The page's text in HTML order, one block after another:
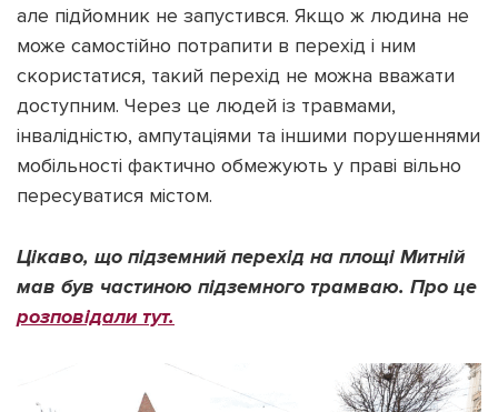
але підйомник не запустився. Якщо ж людина не
може самостійно потрапити в перехід і ним
скористатися, такий перехід не можна вважати
доступним. Через це людей із травмами,
інвалідністю, ампутаціями та іншими порушеннями
мобільності фактично обмежують у праві вільно
пересуватися містом.
Цікаво, що підземний перехід на площі Митній
мав був частиною підземного трамваю. Про це
розповідали тут.